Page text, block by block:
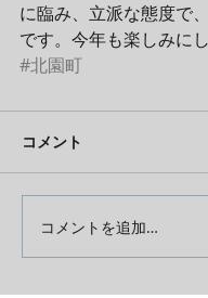
に臨み、立派な態度で
です。今年も楽しみに
#北園町
コメント
コメントを追加…